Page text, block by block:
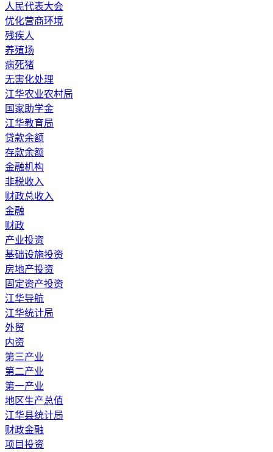
人民代表大会
优化营商环境
残疾人
养殖场
病死猪
无害化处理
江华农业农村局
国家助学金
江华教育局
贷款余额
存款余额
金融机构
非税收入
财政总收入
金融
财政
产业投资
基础设施投资
房地产投资
固定资产投资
江华导航
江华统计局
外贸
内资
第三产业
第二产业
第一产业
地区生产总值
江华县统计局
财政金融
项目投资